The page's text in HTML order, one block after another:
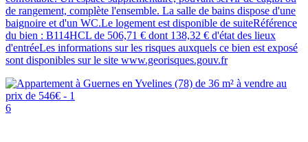
de rangement, complète l'ensemble. La salle de bains dispose d'une
baignoire et d'un WC.Le logement est disponible de suiteRéférence
du bien : B114HCL de 506,71 € dont 138,32 € d'état des lieux
d'entréeLes informations sur les risques auxquels ce bien est exposé
sont disponibles sur le site www.georisques.gouv.fr
6